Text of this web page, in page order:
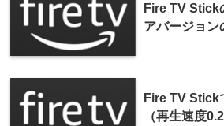
Fire TV Stick
アバージョン
Fire TV Stick
（再生速度